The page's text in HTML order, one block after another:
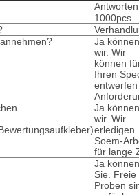
Antworten
1000pcs.
Ja können
wir. Wir
können
Ihren
entwerfen
Ja können
wir. Wir
erledigen
Soem-
für lange
Ja können
Sie. Freie
Proben